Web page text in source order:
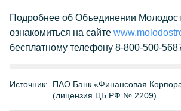
Подробнее об Объединении
ознакомиться на сайте
бесплатному телефону 8-800-500-
Источник:
ПАО Банк «Финансовая
(лицензия ЦБ РФ № 2209)